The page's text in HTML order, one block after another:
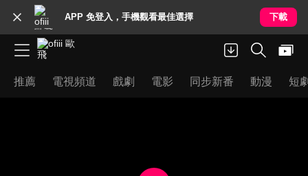
APP 免登入，手機觀看最佳選擇 下載
推薦 電視頻道 戲劇 電影 同步新番 動漫 短